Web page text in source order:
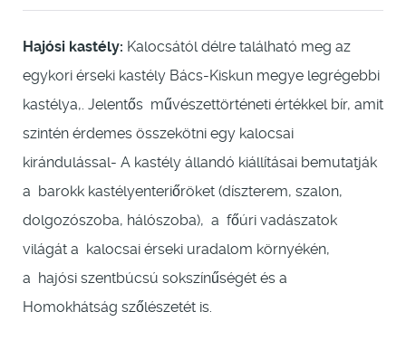
Hajósi kastély: Kalocsától délre található meg az
egykori érseki kastély Bács-Kiskun megye legrégebbi
kastélya,. Jelentős művészettörténeti értékkel bír, amit
szintén érdemes összekötni egy kalocsai
kirándulással- A kastély állandó kiállításai bemutatják
a barokk kastélyenteriőröket (díszterem, szalon,
dolgozószoba, hálószoba), a főúri vadászatok
világát a kalocsai érseki uradalom környékén,
a hajósi szentbúcsú sokszínűségét és a
Homokhátság szőlészetét is.